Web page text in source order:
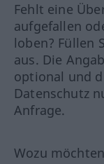
Fehlt eine
aufgefallen
loben? Füllen
aus. Die
optional und
Datenschutz
Anfrage.
Wozu